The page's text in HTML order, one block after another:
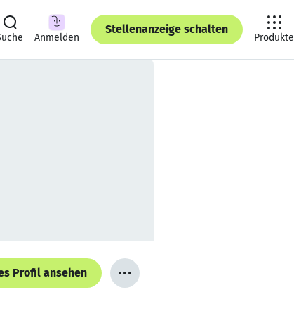
Anmelden
Stellenanzeige schalten
Produkte
Profil ansehen